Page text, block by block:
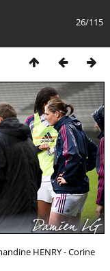
26/115
HENRY - Corine